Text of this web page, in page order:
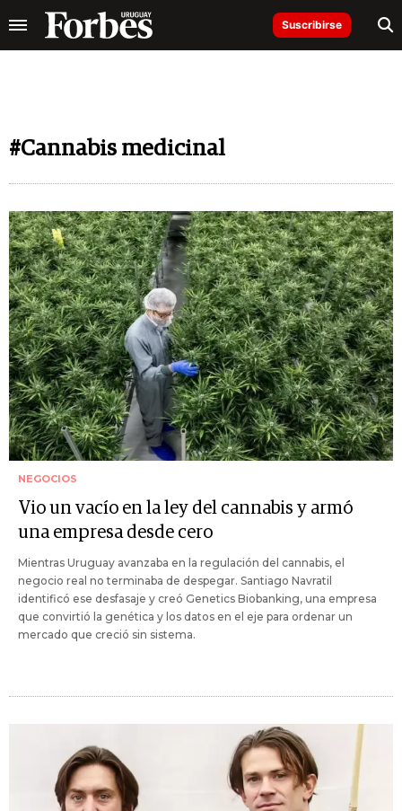
Suscribirse
#Cannabis medicinal
NEGOCIOS
Vio un vacío en la ley del cannabis y armó
una empresa desde cero
Mientras Uruguay avanzaba en la regulación del cannabis, el
negocio real no terminaba de despegar. Santiago Navratil
identificó ese desfasaje y creó Genetics Biobanking, una empresa
que convirtió la genética y los datos en el eje para ordenar un
mercado que creció sin sistema.